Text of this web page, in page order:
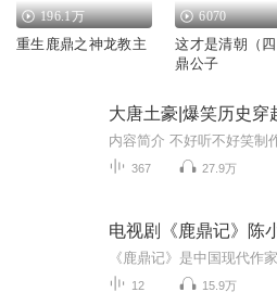
196.1万
重生鹿鼎之神龙教主
6070
这才是清朝（
鼎公子
大唐土豪|爆笑历史穿
367 27.9万
电视剧《鹿鼎记》陈
12 15.9万